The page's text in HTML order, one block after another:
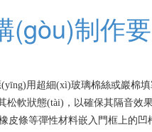
(gòu)制作要
(yīng)用超細(xì)玻璃棉絲或巖棉填
軟狀態(tài)，以確保其隔音效果
皮條等彈性材料嵌入門框上的凹